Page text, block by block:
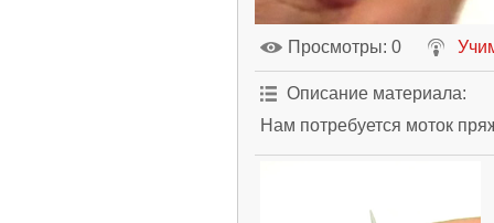
Просмотры: 0
Описание материала:
Нам потребуется моток